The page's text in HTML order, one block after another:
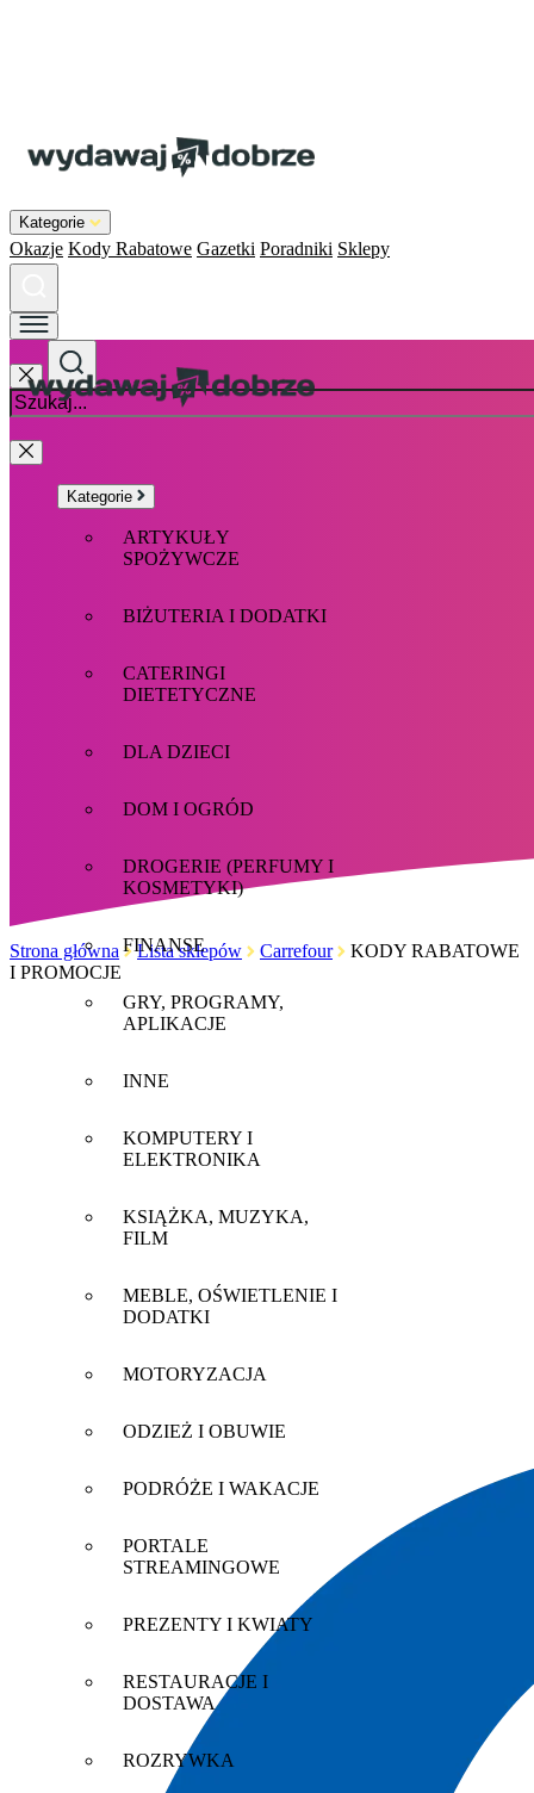
Kategorie
Okazje Kody Rabatowe Gazetki Poradniki Sklepy
Kategorie
ARTYKUŁY
SPOŻYWCZE
BIŻUTERIA I DODATKI
CATERINGI
DIETETYCZNE
DLA DZIECI
DOM I OGRÓD
DROGERIE (PERFUMY I
KOSMETYKI)
FINANSE
GRY, PROGRAMY,
APLIKACJE
INNE
KOMPUTERY I
ELEKTRONIKA
KSIĄŻKA, MUZYKA,
FILM
MEBLE, OŚWIETLENIE I
DODATKI
MOTORYZACJA
ODZIEŻ I OBUWIE
PODRÓŻE I WAKACJE
PORTALE
STREAMINGOWE
PREZENTY I KWIATY
RESTAURACJE I
DOSTAWA
ROZRYWKA
Strona główna Lista sklepów Carrefour
KODY RABATOWE
I PROMOCJE